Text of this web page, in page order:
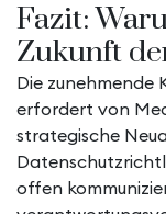
Fazit:
Zukunft
Die
erfordert von
strategische
offen